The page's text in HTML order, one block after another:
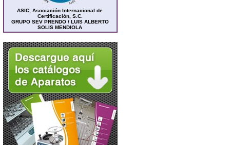
ASIC, Asociación Internacional de
Certificación, S.C.
GRUPO SEV PRENDO / LUIS ALBERTO
SOLIS MENDIOLA